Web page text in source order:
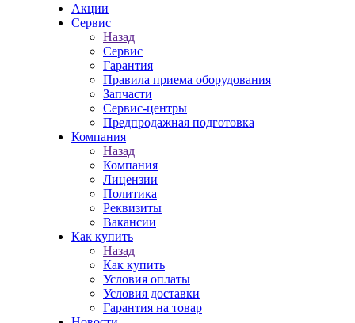
Акции
Сервис
Назад
Сервис
Гарантия
Правила приема оборудования
Запчасти
Сервис-центры
Предпродажная подготовка
Компания
Назад
Компания
Лицензии
Политика
Реквизиты
Вакансии
Как купить
Назад
Как купить
Условия оплаты
Условия доставки
Гарантия на товар